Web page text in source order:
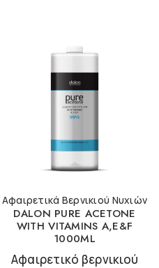
Αφαιρετικά Βερνικιού Νυχιών
DALON PURE ACETONE
WITH VITAMINS A,E&F
1000ML
Αφαιρετικό βερνικιού